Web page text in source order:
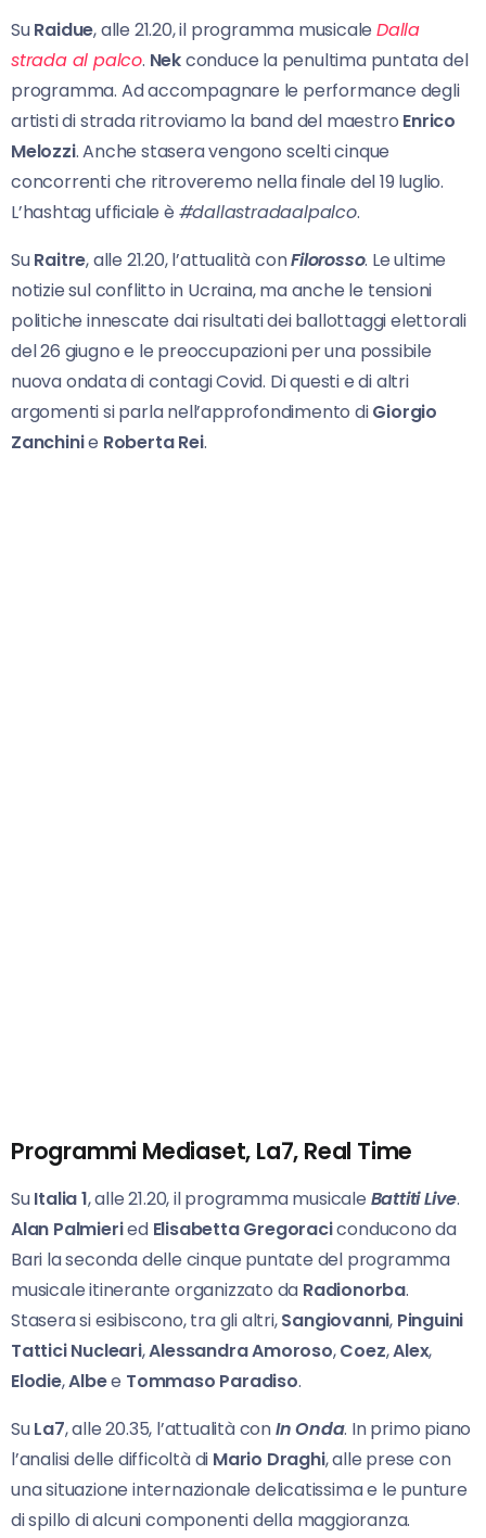
SuRaidue, alle 21.20, il programma musicaleDalla
strada al palco. Nekconduce la penultima puntata del
programma. Ad accompagnare le performance degli
artisti di strada ritroviamo la band del maestro Enrico
Melozzi. Anche stasera vengono scelti cinque
concorrenti che ritroveremo nella finale del 19 luglio.
L’hashtag ufficiale è #dallastradaalpalco.
SuRaitre, alle 21.20, l’attualità conFilorosso. Le ultime
notizie sul conflitto in Ucraina, ma anche le tensioni
politiche innescate dai risultati dei ballottaggi elettorali
del 26 giugno e le preoccupazioni per una possibile
nuova ondata di contagi Covid. Di questi e di altri
argomenti si parla nell’approfondimento diGiorgio
Zanchinie Roberta Rei.
Programmi Mediaset, La7, Real Time
SuItalia 1, alle 21.20, il programma musicale Battiti Live.
Alan Palmieried Elisabetta Gregoraciconducono da
Bari la seconda delle cinque puntate del programma
musicale itinerante organizzato da Radionorba.
Stasera si esibiscono, tra gli altri,Sangiovanni, Pinguini
Tattici Nucleari,Alessandra Amoroso,Coez,Alex,
Elodie,Albee Tommaso Paradiso.
SuLa7, alle 20.35, l’attualità conIn Onda. In primo piano
l’analisi delle difficoltà di Mario Draghi, alle prese con
una situazione internazionale delicatissima e le punture
di spillo di alcuni componenti della maggioranza.